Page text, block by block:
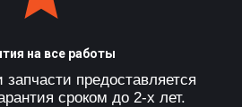
на все работы
предоставляется
сроком до 2-х лет.